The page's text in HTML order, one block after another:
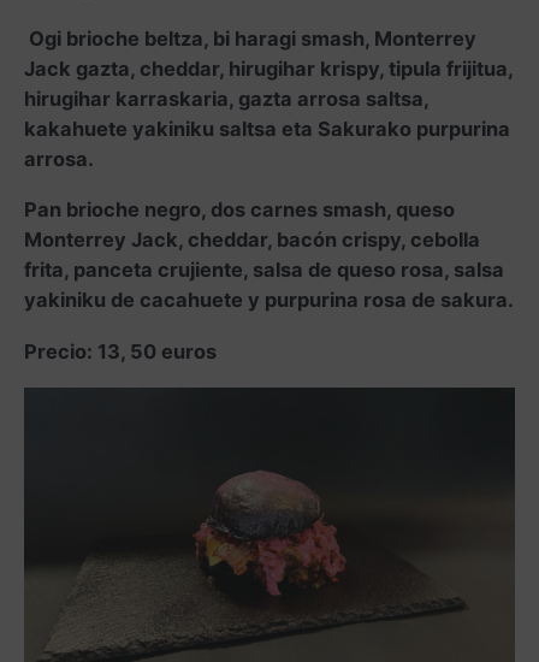
Ogi brioche beltza, bi haragi smash, Monterrey
Jack gazta, cheddar, hirugihar krispy, tipula frijitua,
hirugihar karraskaria, gazta arrosa saltsa,
kakahuete yakiniku saltsa eta Sakurako purpurina
arrosa.
Pan brioche negro, dos carnes smash, queso
Monterrey Jack, cheddar, bacón crispy, cebolla
frita, panceta crujiente, salsa de queso rosa, salsa
yakiniku de cacahuete y purpurina rosa de sakura.
Precio: 13, 50 euros